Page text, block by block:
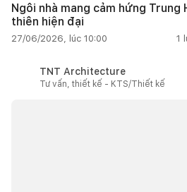
Ngôi nhà mang cảm hứng Trung
thiên hiện đại
27/06/2026, lúc 10:00 1
TNT Architecture
Tư vấn, thiết kế - KTS/Thiết kế